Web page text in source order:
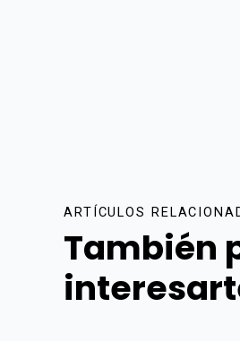
ARTÍCULOS
También